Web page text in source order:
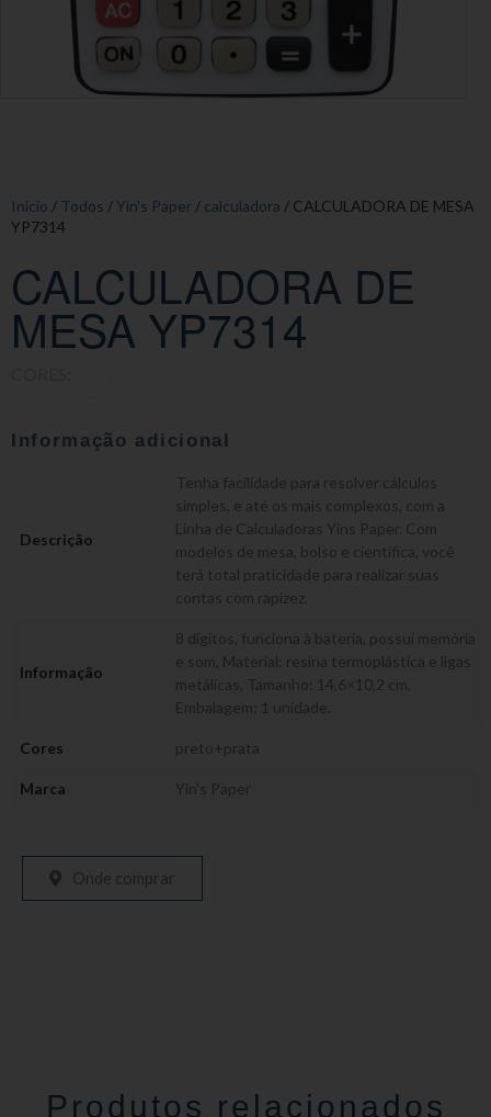
Início / Todos /Yin's Paper / calculadora / CALCULADORA DE MESA
YP7314
CALCULADORA DE
MESA YP7314
Informação adicional
Descrição
Tenha facilidade para resolver cálculos
simples, e até os mais complexos, com a
Linha de Calculadoras Yins Paper. Com
modelos de mesa, bolso e científica, você
terá total praticidade para realizar suas
contas com rapizez.
Informação
8 dígitos, funciona à bateria, possui memória
e som, Material: resina termoplástica e ligas
metálicas, Tamanho: 14,6×10,2 cm,
Embalagem: 1 unidade.
Cores preto+prata
Marca Yin's Paper
Onde comprar
Produtos relacionados